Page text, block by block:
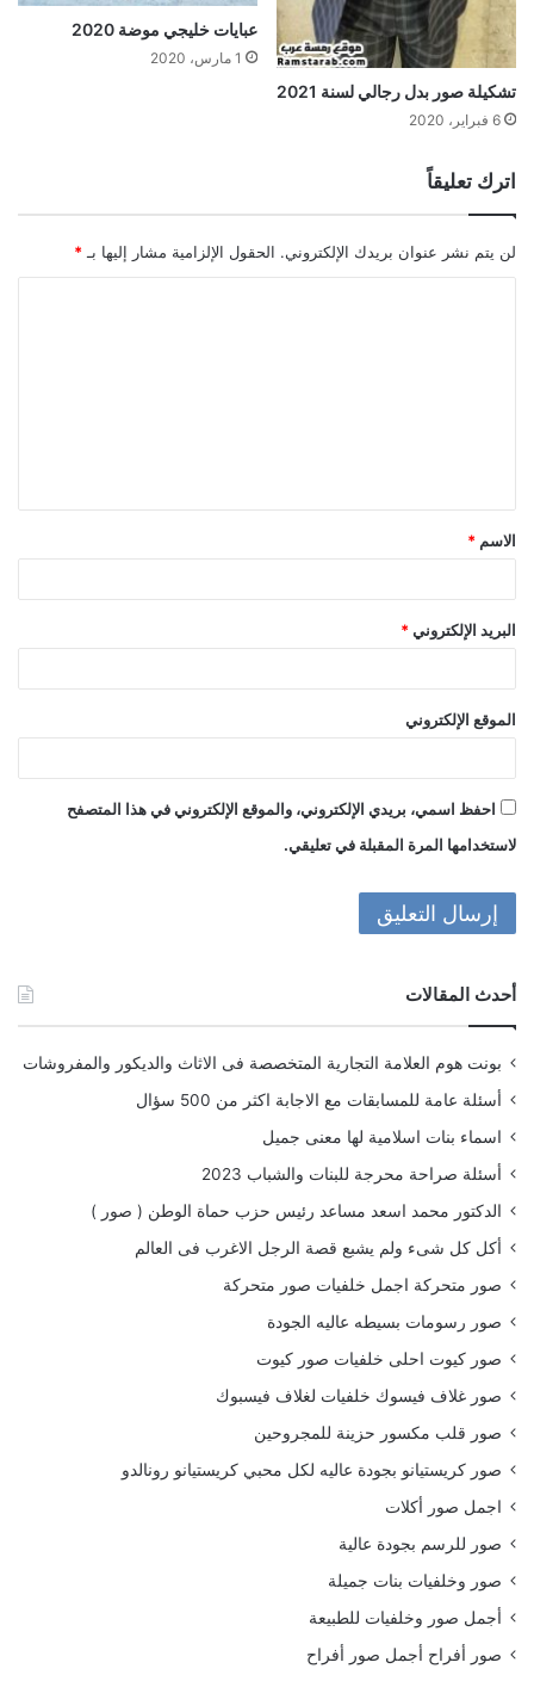
تشكيلة صور بدل رجالي لسنة 2021
6 فبراير، 2020
عبايات خليجي موضة 2020
1 مارس، 2020
اترك تعليقاً
لن يتم نشر عنوان بريدك الإلكتروني. الحقول الإلزامية مشار إليها بـ *
ق
*
الاسم *
البريد الإلكتروني *
الموقع الإلكتروني
احفظ اسمي، بريدي الإلكتروني، والموقع الإلكتروني في هذا المتصفح
لاستخدامها المرة المقبلة في تعليقي.
أحدث المقالات
بونت هوم العلامة التجارية المتخصصة فى الاثاث والديكور والمفروشات
أسئلة عامة للمسابقات مع الاجابة اكثر من 500 سؤال
اسماء بنات اسلامية لها معنى جميل
أسئلة صراحة محرجة للبنات والشباب 2023
الدكتور محمد اسعد مساعد رئيس حزب حماة الوطن ( صور )
أكل كل شىء ولم يشبع قصة الرجل الاغرب فى العالم
صور متحركة اجمل خلفيات صور متحركة
صور رسومات بسيطه عاليه الجودة
صور كيوت احلى خلفيات صور كيوت
صور غلاف فيسوك خلفيات لغلاف فيسبوك
صور قلب مكسور حزينة للمجروحين
صور كريستيانو بجودة عاليه لكل محبي كريستيانو رونالدو
اجمل صور أكلات
صور للرسم بجودة عالية
صور وخلفيات بنات جميلة
أجمل صور وخلفيات للطبيعة
صور أفراح أجمل صور أفراح